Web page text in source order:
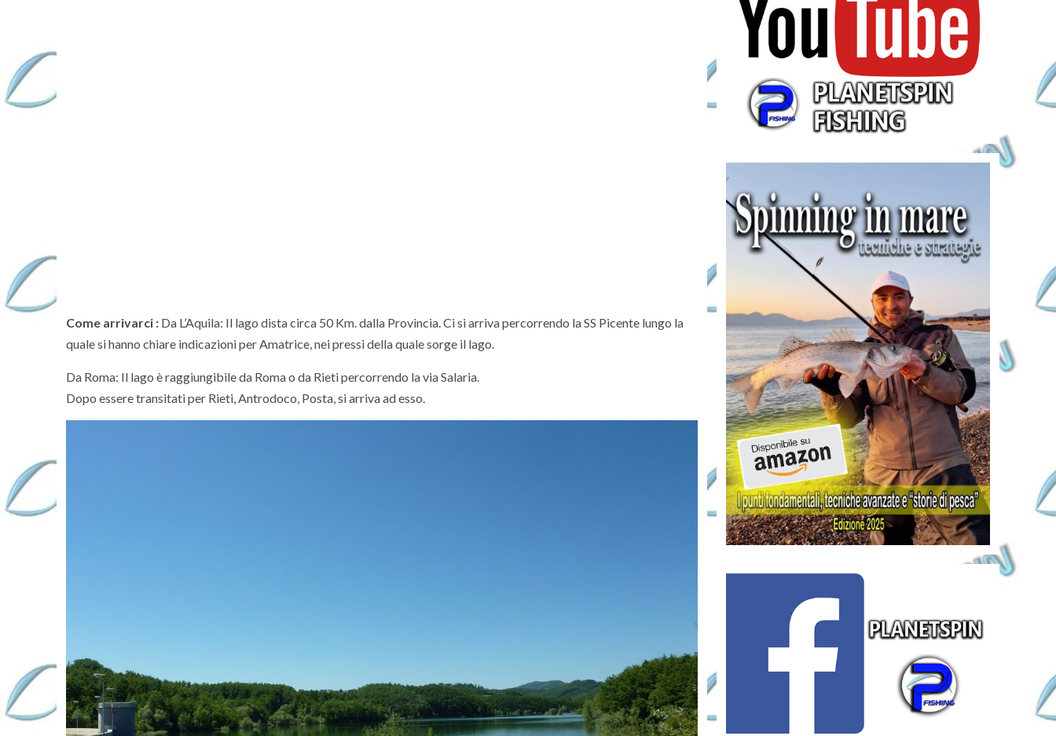
Come arrivarci : Da L’Aquila: Il lago dista circa 50 Km. dalla Provincia. Ci si arriva percorrendo la SS Picente lungo la
quale si hanno chiare indicazioni per Amatrice, nei pressi della quale sorge il lago.
Da Roma: Il lago è raggiungibile da Roma o da Rieti percorrendo la via Salaria.
Dopo essere transitati per Rieti, Antrodoco, Posta, si arriva ad esso.